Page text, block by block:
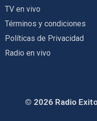
TV en vivo
Términos y condiciones
Políticas de Privacidad
Radio en vivo
© 2026 Radio